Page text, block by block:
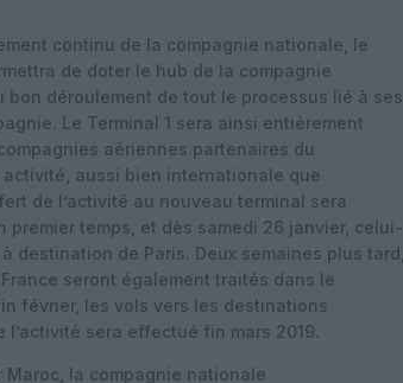
continu de la compagnie nationale, le
de doter le hub de la compagnie
bon déroulement de tout le processus lié à ses
Le Terminal 1 sera ainsi entièrement
aériennes partenaires du
aussi bien internationale que
de l’activité au nouveau terminal sera
premier temps, et dès samedi 26 janvier, celui-
destination de Paris. Deux semaines plus tard,
seront également traités dans le
février, les vols vers les destinations
sera effectué fin mars 2019.
Maroc, la compagnie nationale